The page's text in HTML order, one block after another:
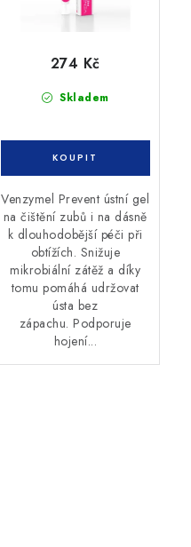
Skladem
274 Kč
Venzymel Prevent ústní gel
na čištění zubů i na dásně
k dlouhodobější péči při
obtížích. Snižuje
mikrobiální zátěž a díky
tomu pomáhá udržovat
ústa bez
zápachu. Podporuje
hojení...